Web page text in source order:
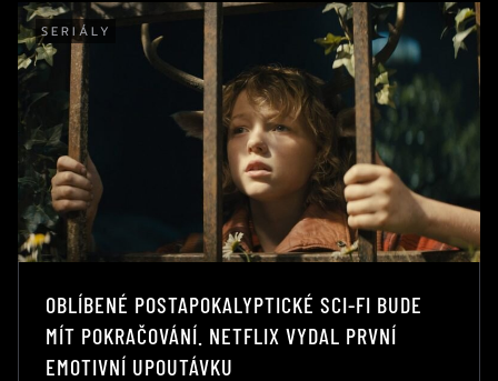
SERIÁLY
OBLÍBENÉ POSTAPOKALYPTICKÉ SCI-FI BUDE
MÍT POKRAČOVÁNÍ. NETFLIX VYDAL PRVNÍ
EMOTIVNÍ UPOUTÁVKU